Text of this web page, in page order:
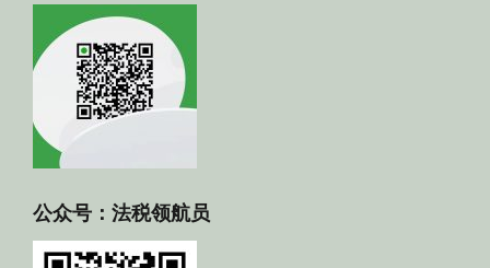
公众号：法税领航员